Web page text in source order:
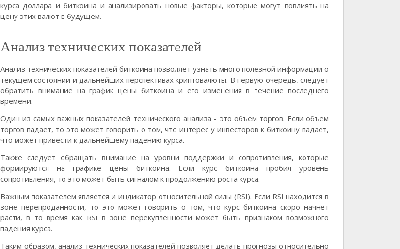
курса доллара и биткоина и анализировать новые факторы, которые могут повлиять на
цену этих валют в будущем.
Анализ технических показателей
Анализ технических показателей биткоина позволяет узнать много полезной информации о
текущем состоянии и дальнейших перспективах криптовалюты. В первую очередь, следует
обратить внимание на график цены биткоина и его изменения в течение последнего
времени.
Один из самых важных показателей технического анализа - это объем торгов. Если объем
торгов падает, то это может говорить о том, что интерес у инвесторов к биткоину падает,
что может привести к дальнейшему падению курса.
Также следует обращать внимание на уровни поддержки и сопротивления, которые
формируются на графике цены биткоина. Если курс биткоина пробил уровень
сопротивления, то это может быть сигналом к продолжению роста курса.
Важным показателем является и индикатор относительной силы (RSI). Если RSI находится в
зоне перепроданности, то это может говорить о том, что курс биткоина скоро начнет
расти, в то время как RSI в зоне перекупленности может быть признаком возможного
падения курса.
Таким образом, анализ технических показателей позволяет делать прогнозы относительно